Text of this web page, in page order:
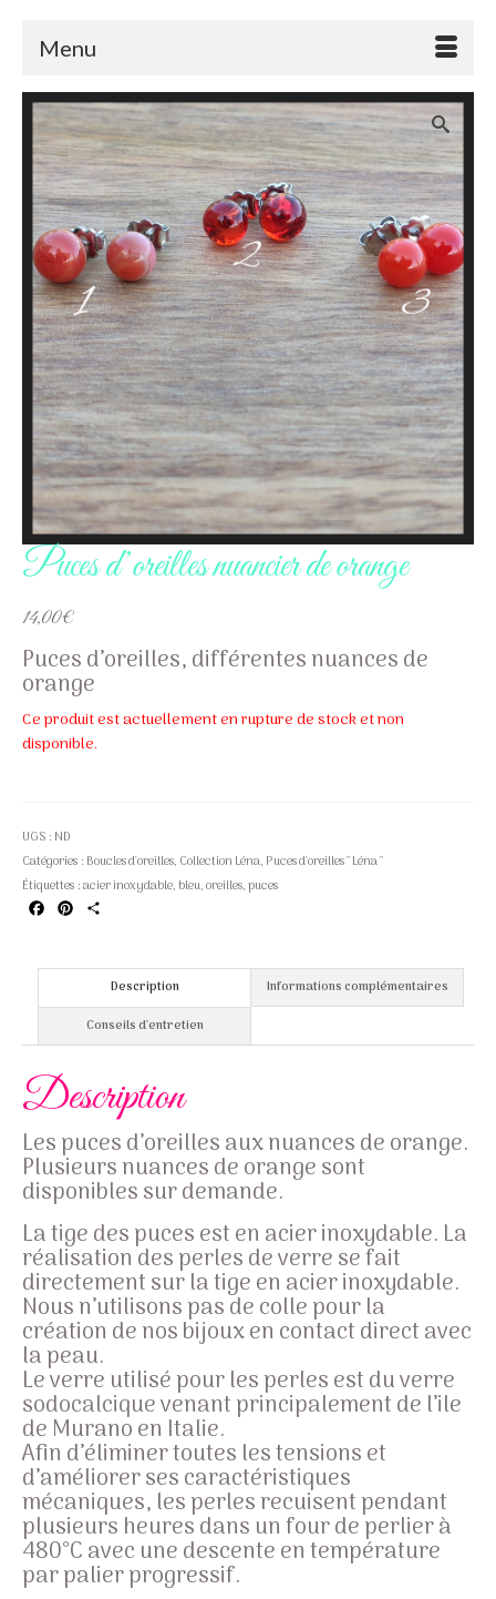
Menu
Puces d’oreilles nuancier de orange
14,00€
Puces d’oreilles, différentes nuances de
orange
Ce produit est actuellement en rupture de stock et non
disponible.
UGS : ND
Catégories : Boucles d'oreilles, Collection Léna, Puces d'oreilles " Léna "
Étiquettes :acier inoxydable, bleu,oreilles,puces
FacebookPinterest
Description
Informations complémentaires
Conseils d'entretien
Description
Les puces d’oreilles aux nuances de orange.
Plusieurs nuances de orange sont
disponibles sur demande.
La tige des puces est en acier inoxydable. La
réalisation des perles de verre se fait
directement sur la tige en acier inoxydable.
Nous n’utilisons pas de colle pour la
création de nos bijoux en contact direct avec
la peau.
Le verre utilisé pour les perles est du verre
sodocalciquevenant principalement de l’ile
de Murano en Italie.
Afin d’éliminer toutes les tensions et
d’améliorer ses caractéristiques
mécaniques, les perles recuisent pendant
plusieurs heures dans un four de perlier à
480°C avec une descente en température
par palier progressif.